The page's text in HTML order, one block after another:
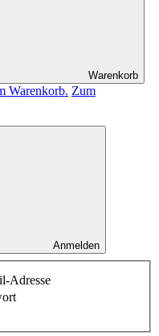
Warenkorb
Warenkorb. Zum
Anmelden
Adresse